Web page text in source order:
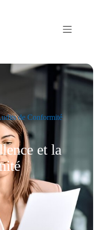
de Conformité
et la